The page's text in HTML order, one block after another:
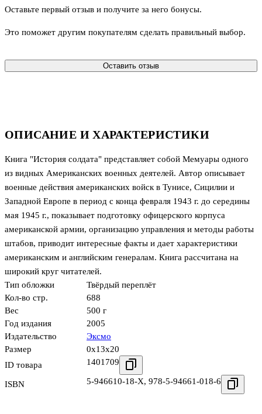
ОПИСАНИЕ И ХАРАКТЕРИСТИКИ
Книга "История солдата" представляет собой Мемуары одного
из видных Американских военных деятелей. Автор описывает
военные действия американских войск в Тунисе, Сицилии и
Западной Европе в период с конца февраля 1943 г. до середины
мая 1945 г., показывает подготовку офицерского корпуса
американской армии, организацию управления и методы работы
штабов, приводит интересные факты и дает характеристики
американским и английским генералам. Книга рассчитана на
широкий круг читателей.
Тип обложки
Твёрдый переплёт
Кол-во стр.
688
Вес
500 г
Год издания
2005
Издательство
Эксмо
Размер
0x13x20
ID товара
1401709
ISBN 5-946610-18-X, 978-5-94661-018-6
Оставьте первый отзыв и получите за него бонусы.
Это поможет другим покупателям сделать правильный выбор.
Оставить отзыв